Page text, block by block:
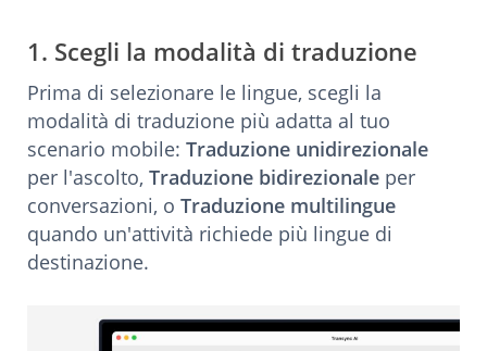
1. Scegli la modalità di traduzione
Prima di selezionare le lingue, scegli la
modalità di traduzione più adatta al tuo
scenario mobile: Traduzione unidirezionale
per l'ascolto, Traduzione bidirezionale per
conversazioni, o Traduzione multilingue
quando un'attività richiede più lingue di
destinazione.